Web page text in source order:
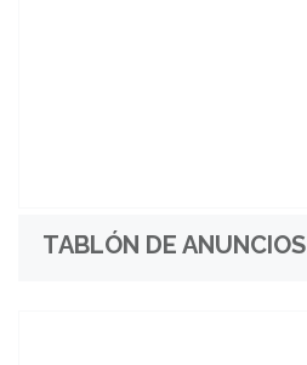
TABLÓN DE ANUNCIOS